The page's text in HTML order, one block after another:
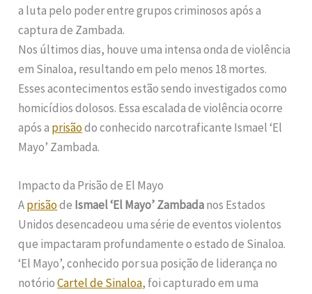
a luta pelo poder entre grupos criminosos após a
captura de Zambada.
Nos últimos dias, houve uma intensa onda de violência
em Sinaloa, resultando em pelo menos 18 mortes.
Esses acontecimentos estão sendo investigados como
homicídios dolosos. Essa escalada de violência ocorre
após a prisãodo conhecido narcotraficante Ismael ‘El
Mayo’ Zambada.
Impacto da Prisão de El Mayo
Aprisãode Ismael ‘El Mayo’ Zambadanos Estados
Unidos desencadeou uma série de eventos violentos
que impactaram profundamente o estado de Sinaloa.
‘El Mayo’, conhecido por sua posição de liderança no
notórioCartel de Sinaloa, foi capturado em uma